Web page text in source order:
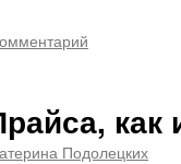
как
Подолецких